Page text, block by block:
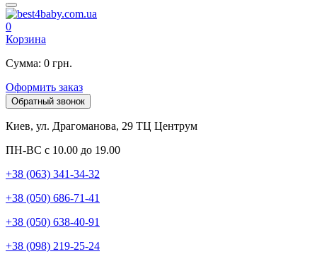
0
Корзина
Сумма: 0 грн.
Оформить заказ
Обратный звонок
Киев, ул. Драгоманова, 29 ТЦ Центрум
ПН-ВС с 10.00 до 19.00
+38 (063) 341-34-32
+38 (050) 686-71-41
+38 (050) 638-40-91
+38 (098) 219-25-24